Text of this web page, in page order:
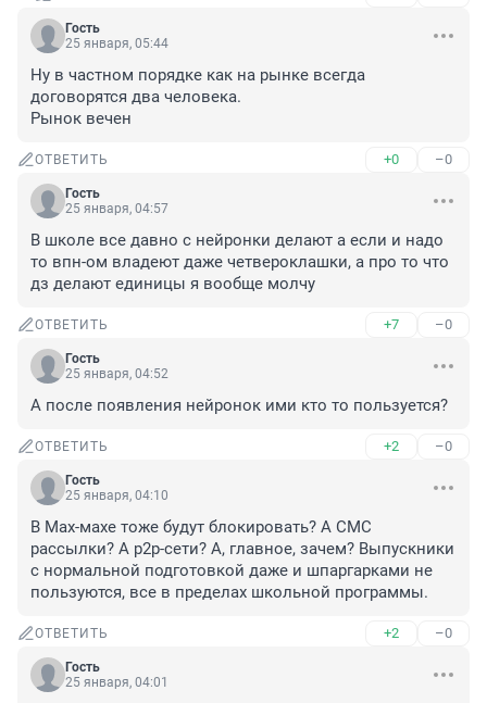
Гость
25 января, 05:44
Ну в частном порядке как на рынке всегда
договорятся два человека.
Рынок вечен
ОТВЕТИТЬ +0 –0
Гость
25 января, 04:57
В школе все давно с нейронки делают а если и надо
то впн-ом владеют даже четвероклашки, а про то что
дз делают единицы я вообще молчу
ОТВЕТИТЬ +7 –0
Гость
25 января, 04:52
А после появления нейронок ими кто то пользуется?
ОТВЕТИТЬ +2 –0
Гость
25 января, 04:10
В Мах-махе тоже будут блокировать? А СМС
рассылки? А p2p-сети? А, главное, зачем? Выпускники
с нормальной подготовкой даже и шпаргарками не
пользуются, все в пределах школьной программы.
ОТВЕТИТЬ +2 –0
Гость
25 января, 04:01